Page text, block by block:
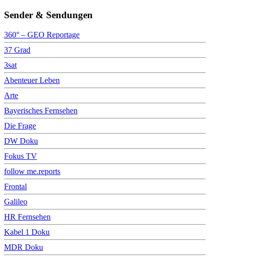
Sender & Sendungen
360° – GEO Reportage
37 Grad
3sat
Abenteuer Leben
Arte
Bayerisches Fernsehen
Die Frage
DW Doku
Fokus TV
follow me.reports
Frontal
Galileo
HR Fernsehen
Kabel 1 Doku
MDR Doku